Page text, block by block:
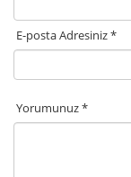
E-posta Adresiniz *
Yorumunuz *